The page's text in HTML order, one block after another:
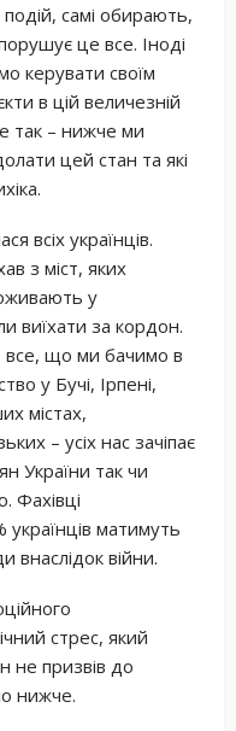
самі обирають,
це все. Іноді
керувати своїм
в цій величезній
так – нижче ми
цей стан та які
всіх українців.
з міст, яких
у
виїхати за кордон.
все, що ми бачимо в
у Бучі, Ірпені,
містах,
– усіх нас зачіпає
України так чи
Фахівці
матимуть
внаслідок війни.
стрес, який
не призвів до
нижче.